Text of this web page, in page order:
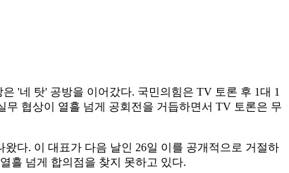
'네 탓' 공방을 이어갔다. 국민의힘은 TV 토론 후 1대 1
협상이 열흘 넘게 공회전을 거듭하면서 TV 토론은 무
다. 이 대표가 다음 날인 26일 이를 공개적으로 거절하
흘 넘게 합의점을 찾지 못하고 있다.